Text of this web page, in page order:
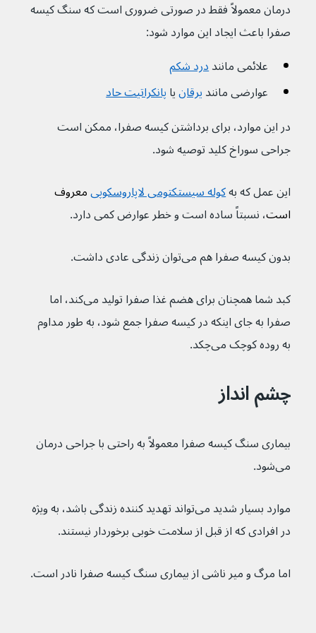
درمان معمولاً فقط در صورتی ضروری است که سنگ کیسه
صفرا باعث ایجاد این موارد شود:
علائمی مانند درد شکم
عوارضی مانند یرقانیا پانکراتیت حاد
در این موارد، برای برداشتن کیسه صفرا، ممکن است
جراحی سوراخ کلید توصیه شود.
این عمل که به کوله سیستکتومی لاپاروسکوپی معروف
است، نسبتاً ساده است و خطر عوارض کمی دارد.
بدون کیسه صفرا هم می‌توان زندگی عادی داشت.
کبد شما همچنان برای هضم غذا صفرا تولید می‌کند، اما
صفرا به جای اینکه در کیسه صفرا جمع شود، به طور مداوم
به روده کوچک می‌چکد.
چشم انداز
بیماری سنگ کیسه صفرا معمولاً به راحتی با جراحی درمان
می‌شود.
موارد بسیار شدید می‌تواند تهدید کننده زندگی باشد، به ویژه
در افرادی که از قبل از سلامت خوبی برخوردار نیستند.
اما مرگ و میر ناشی از بیماری سنگ کیسه صفرا نادر است.